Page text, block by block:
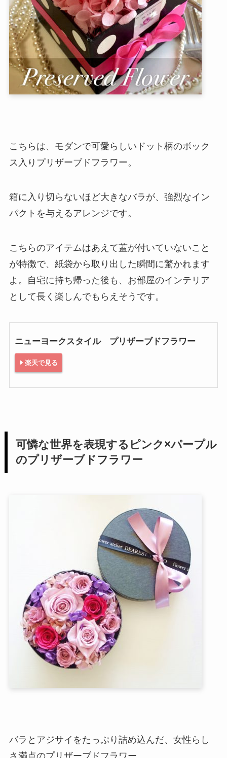
こちらは、モダンで可愛らしいドット柄のボック
ス入りプリザーブドフラワー。
箱に入り切らないほど大きなバラが、強烈なイン
パクトを与えるアレンジです。
こちらのアイテムはあえて蓋が付いていないこと
が特徴で、紙袋から取り出した瞬間に驚かれます
よ。自宅に持ち帰った後も、お部屋のインテリア
として長く楽しんでもらえそうです。
ニューヨークスタイル プリザーブドフラワー
楽天で見る
可憐な世界を表現するピンク×パープル
のプリザーブドフラワー
バラとアジサイをたっぷり詰め込んだ、女性らし
さ満点のプリザーブドフラワー。